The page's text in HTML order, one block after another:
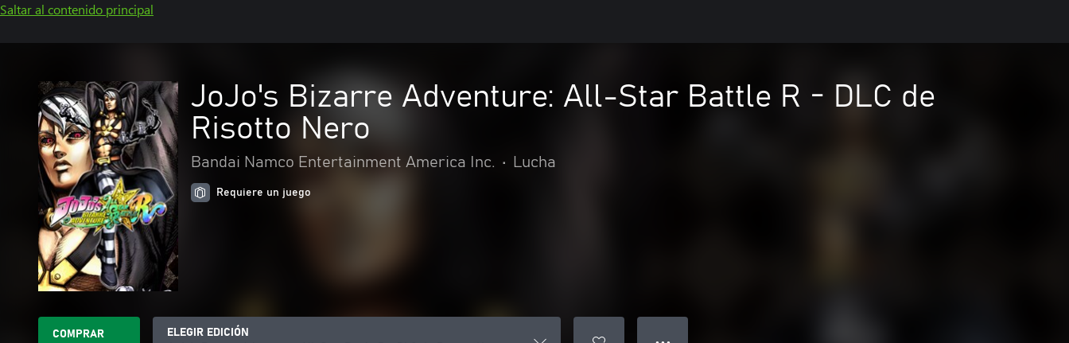
Saltar al contenido principal
JoJo's Bizarre Adventure: All-Star Battle R - DLC de
Risotto Nero
Bandai Namco Entertainment America Inc. • Lucha
Requiere un juego
COMPRAR
ELEGIR EDICIÓN